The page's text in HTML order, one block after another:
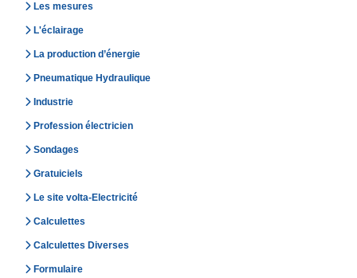
Les mesures
L'éclairage
La production d’énergie
Pneumatique Hydraulique
Industrie
Profession électricien
Sondages
Gratuiciels
Le site volta-Electricité
Calculettes
Calculettes Diverses
Formulaire